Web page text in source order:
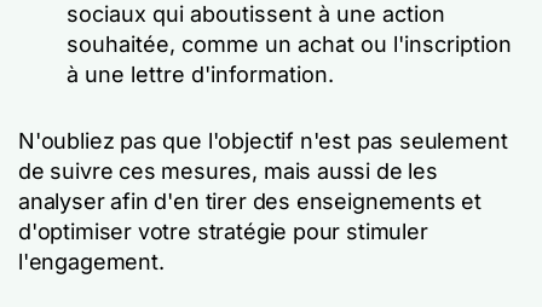
sociaux qui aboutissent à une action
souhaitée, comme un achat ou l'inscription
à une lettre d'information.
N'oubliez pas que l'objectif n'est pas seulement
de suivre ces mesures, mais aussi de les
analyser afin d'en tirer des enseignements et
d'optimiser votre stratégie pour stimuler
l'engagement.